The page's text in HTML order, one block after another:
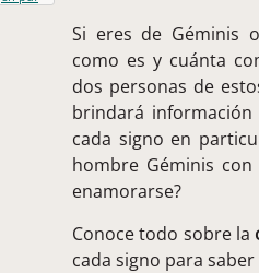
Si eres de Géminis
como es y cuánta
dos personas de
brindará
cada signo en
hombre Géminis
enamorarse?
Conoce todo sobre la
cada signo para